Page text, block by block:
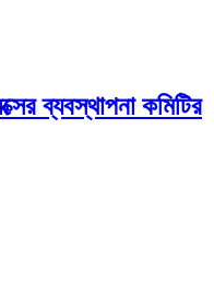
ব্যবস্থাপনা কমিটির